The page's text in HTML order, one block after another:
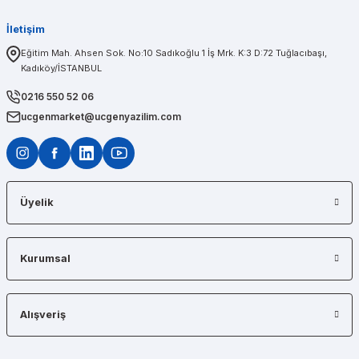
İletişim
Eğitim Mah. Ahsen Sok. No:10 Sadıkoğlu 1 İş Mrk. K:3 D:72 Tuğlacıbaşı,
Kadıköy/İSTANBUL
0216 550 52 06
ucgenmarket@ucgenyazilim.com
Üyelik
Kurumsal
Alışveriş